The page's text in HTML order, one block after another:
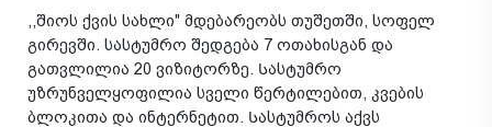
,,შიოს ქვის სახლი" მდებარეობს თუშეთში, სოფელ
გირევში. სასტუმრო შედგება 7 ოთახისგან და
გათვლილია 20 ვიზიტორზე. Სასტუმრო
უზრუნველყოფილია სველი წერტილებით, კვების
ბლოკითა და ინტერნეტით. Სასტუმროს აქვს